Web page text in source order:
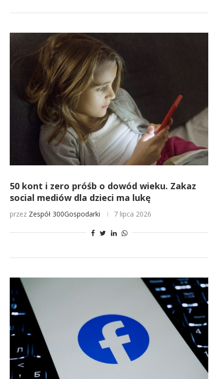
50 kont i zero próśb o dowód wieku. Zakaz
social mediów dla dzieci ma lukę
przez Zespół 300Gospodarki 7 lipca 2026